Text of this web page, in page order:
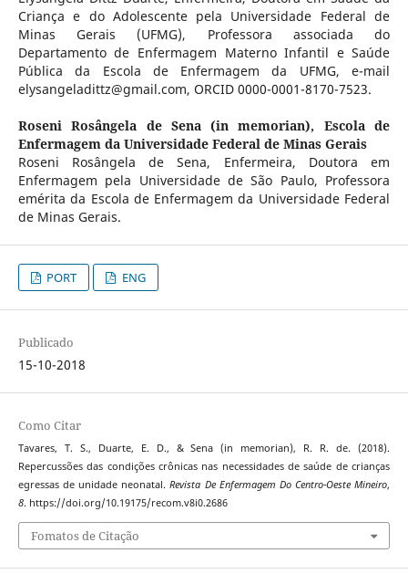
Criança e do Adolescente pela Universidade Federal de
Minas Gerais (UFMG), Professora associada do
Departamento de Enfermagem Materno Infantil e Saúde
Pública da Escola de Enfermagem da UFMG, e-mail
elysangeladittz@gmail.com, ORCID 0000-0001-8170-7523.
Roseni Rosângela de Sena (in memorian), Escola de
Enfermagem da Universidade Federal de Minas Gerais
Roseni Rosângela de Sena, Enfermeira, Doutora em
Enfermagem pela Universidade de São Paulo, Professora
emérita da Escola de Enfermagem da Universidade Federal
de Minas Gerais.
PORT ENG
Publicado
15-10-2018
Como Citar
Tavares, T. S., Duarte, E. D., & Sena (in memorian), R. R. de. (2018).
Repercussões das condições crônicas nas necessidades de saúde de crianças
egressas de unidade neonatal.Revista De Enfermagem Do Centro-Oeste Mineiro,
8. https://doi.org/10.19175/recom.v8i0.2686
Fomatos de Citação